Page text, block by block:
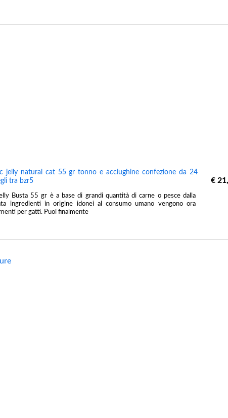
jelly natural cat 55 gr tonno e acciughine confezione da 24
tra bzr5
Busta 55 gr è a base di grandi quantità di carne o pesce dalla
ingredienti in origine idonei al consumo umano vengono ora
per gatti. Puoi finalmente
€ 21,